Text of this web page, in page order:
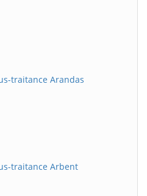
traitance Arandas
traitance Arbent